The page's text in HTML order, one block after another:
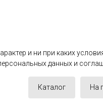
и ни при каких
данных и
Каталог На